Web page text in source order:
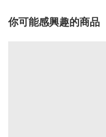
你可能感興趣的商品